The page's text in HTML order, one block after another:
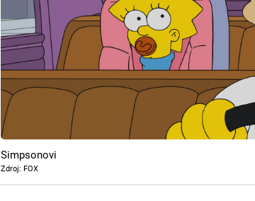
Simpsonovi
Zdroj: FOX